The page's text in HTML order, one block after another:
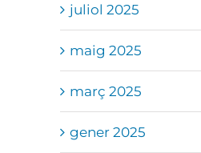
juliol 2025
maig 2025
març 2025
gener 2025